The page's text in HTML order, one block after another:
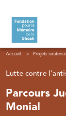
Fil d'Ariane
Accueil Projets soutenus
Lutte contre
Parcours
Monial